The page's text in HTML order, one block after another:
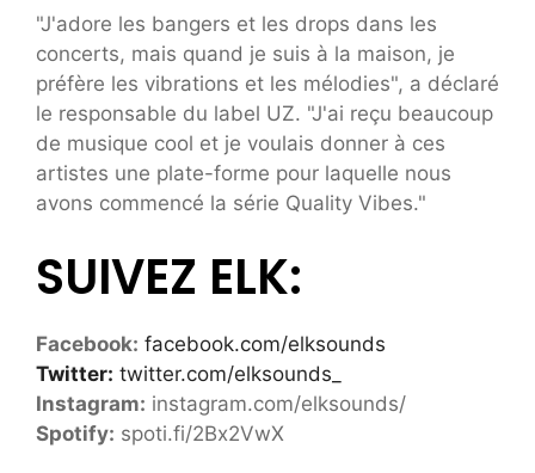
"J'adore les bangers et les drops dans les
concerts, mais quand je suis à la maison, je
préfère les vibrations et les mélodies", a déclaré
le responsable du label UZ. "J'ai reçu beaucoup
de musique cool et je voulais donner à ces
artistes une plate-forme pour laquelle nous
avons commencé la série Quality Vibes."
SUIVEZ ELK:
Facebook: facebook.com/elksounds
Twitter: twitter.com/elksounds_
Instagram: instagram.com/elksounds/
Spotify: spoti.fi/2Bx2VwX